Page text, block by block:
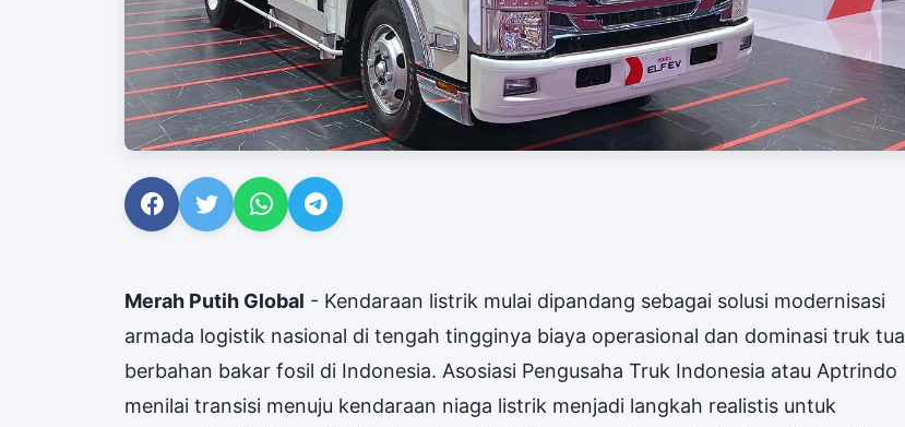
Merah Putih Global - Kendaraan listrik mulai dipandang sebagai solusi modernisasi
armada logistik nasional di tengah tingginya biaya operasional dan dominasi truk tua
berbahan bakar fosil di Indonesia. Asosiasi Pengusaha Truk Indonesia atau Aptrindo
menilai transisi menuju kendaraan niaga listrik menjadi langkah realistis untuk